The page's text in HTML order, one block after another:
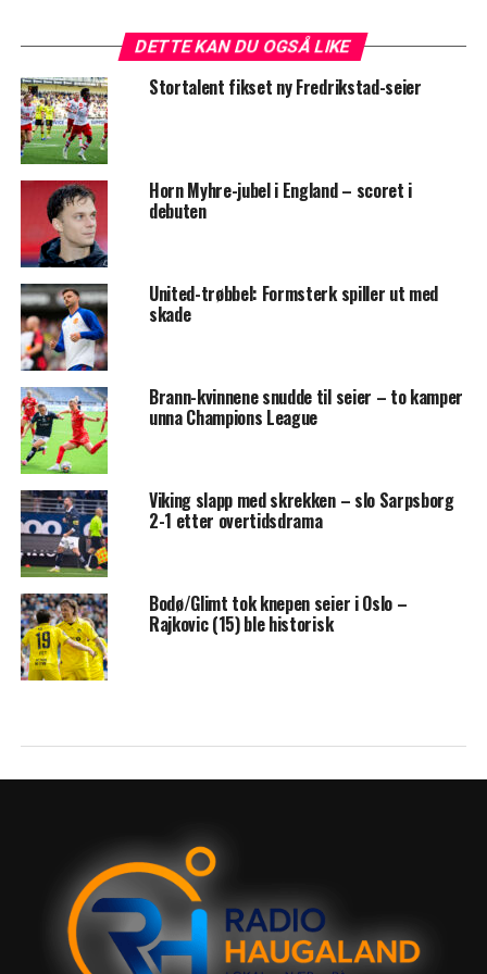
DETTE KAN DU OGSÅ LIKE
Stortalent fikset ny Fredrikstad-seier
Horn Myhre-jubel i England – scoret i
debuten
United-trøbbel: Formsterk spiller ut med
skade
Brann-kvinnene snudde til seier – to kamper
unna Champions League
Viking slapp med skrekken – slo Sarpsborg
2-1 etter overtidsdrama
Bodø/Glimt tok knepen seier i Oslo –
Rajkovic (15) ble historisk